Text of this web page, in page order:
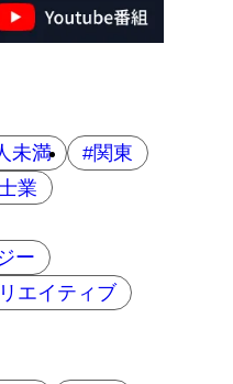
未満
関東
業
ー
エイティブ